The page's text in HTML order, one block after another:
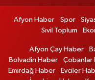
Afyon Haber Spor
Sivil Toplum
Afyon Çay Haber
Bolvadin Haber
Çobanlar
Emirdağ Haber
Evciler